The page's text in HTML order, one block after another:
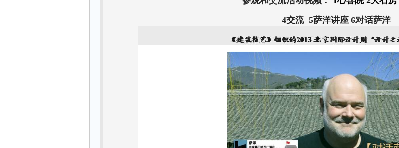
4交流 5萨洋讲座 6对话萨洋